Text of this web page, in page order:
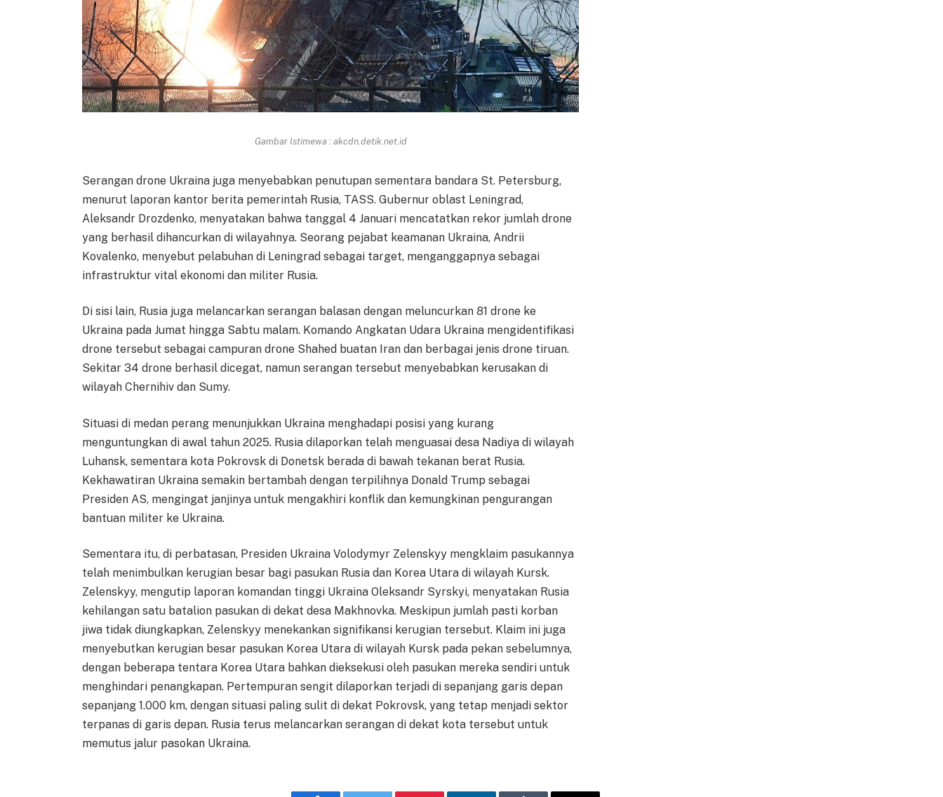
Gambar Istimewa : akcdn.detik.net.id
Serangan drone Ukraina juga menyebabkan penutupan sementara bandara St. Petersburg,
menurut laporan kantor berita pemerintah Rusia, TASS. Gubernur oblast Leningrad,
Aleksandr Drozdenko, menyatakan bahwa tanggal 4 Januari mencatatkan rekor jumlah drone
yang berhasil dihancurkan di wilayahnya. Seorang pejabat keamanan Ukraina, Andrii
Kovalenko, menyebut pelabuhan di Leningrad sebagai target, menganggapnya sebagai
infrastruktur vital ekonomi dan militer Rusia.
Di sisi lain, Rusia juga melancarkan serangan balasan dengan meluncurkan 81 drone ke
Ukraina pada Jumat hingga Sabtu malam. Komando Angkatan Udara Ukraina mengidentifikasi
drone tersebut sebagai campuran drone Shahed buatan Iran dan berbagai jenis drone tiruan.
Sekitar 34 drone berhasil dicegat, namun serangan tersebut menyebabkan kerusakan di
wilayah Chernihiv dan Sumy.
Situasi di medan perang menunjukkan Ukraina menghadapi posisi yang kurang
menguntungkan di awal tahun 2025. Rusia dilaporkan telah menguasai desa Nadiya di wilayah
Luhansk, sementara kota Pokrovsk di Donetsk berada di bawah tekanan berat Rusia.
Kekhawatiran Ukraina semakin bertambah dengan terpilihnya Donald Trump sebagai
Presiden AS, mengingat janjinya untuk mengakhiri konflik dan kemungkinan pengurangan
bantuan militer ke Ukraina.
Sementara itu, di perbatasan, Presiden Ukraina Volodymyr Zelenskyy mengklaim pasukannya
telah menimbulkan kerugian besar bagi pasukan Rusia dan Korea Utara di wilayah Kursk.
Zelenskyy, mengutip laporan komandan tinggi Ukraina Oleksandr Syrskyi, menyatakan Rusia
kehilangan satu batalion pasukan di dekat desa Makhnovka. Meskipun jumlah pasti korban
jiwa tidak diungkapkan, Zelenskyy menekankan signifikansi kerugian tersebut. Klaim ini juga
menyebutkan kerugian besar pasukan Korea Utara di wilayah Kursk pada pekan sebelumnya,
dengan beberapa tentara Korea Utara bahkan dieksekusi oleh pasukan mereka sendiri untuk
menghindari penangkapan. Pertempuran sengit dilaporkan terjadi di sepanjang garis depan
sepanjang 1.000 km, dengan situasi paling sulit di dekat Pokrovsk, yang tetap menjadi sektor
terpanas di garis depan. Rusia terus melancarkan serangan di dekat kota tersebut untuk
memutus jalur pasokan Ukraina.